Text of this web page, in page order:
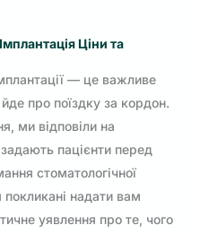
Ціни та
— це важливе
про поїздку за кордон.
ми відповіли на
пацієнти перед
стоматологічної
покликані надати вам
уявлення про те, чого